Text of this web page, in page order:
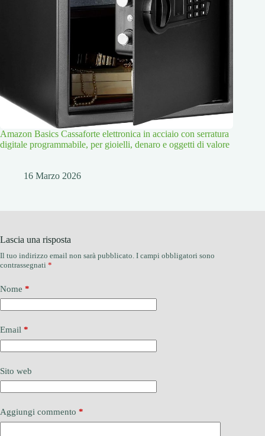
Amazon Basics Cassaforte elettronica in acciaio con serratura
digitale programmabile, per gioielli, denaro e oggetti di valore
16 Marzo 2026
Lascia una risposta
Il tuo indirizzo email non sarà pubblicato. I campi obbligatori sono
contrassegnati *
Nome *
Email *
Sito web
Aggiungi commento *